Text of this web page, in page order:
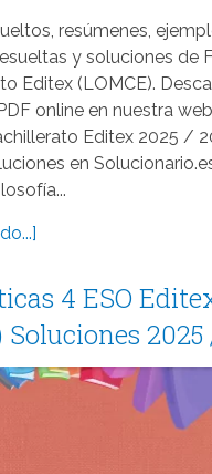
resúmenes,
y soluciones de
Editex (LOMCE).
online en nuestra
Editex 2025 /
en
4 ESO
Soluciones